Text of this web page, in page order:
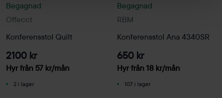
Offecct
Begagnad
Konferensstol Quilt
2100 kr
Hyr från 57 kr/mån
2 i lager
RBM
Begagnad
Konferensstol Ana 4340SR
650 kr
Hyr från 18 kr/mån
107 i lager